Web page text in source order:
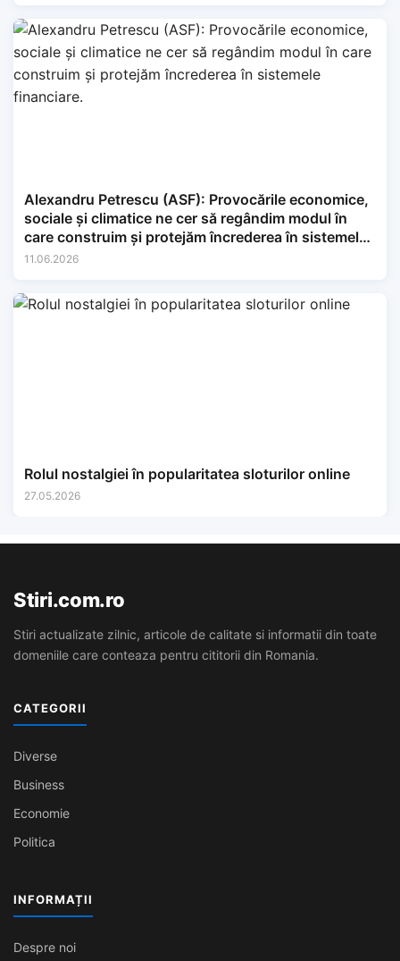
Alexandru Petrescu (ASF): Provocările economice,
sociale și climatice ne cer să regândim modul în
care construim și protejăm încrederea în sistemele
financiare.
11.06.2026
Rolul nostalgiei în popularitatea sloturilor online
27.05.2026
Stiri.com.ro
Stiri actualizate zilnic, articole de calitate si informatii din toate
domeniile care conteaza pentru cititorii din Romania.
CATEGORII
Diverse
Business
Economie
Politica
INFORMAȚII
Despre noi